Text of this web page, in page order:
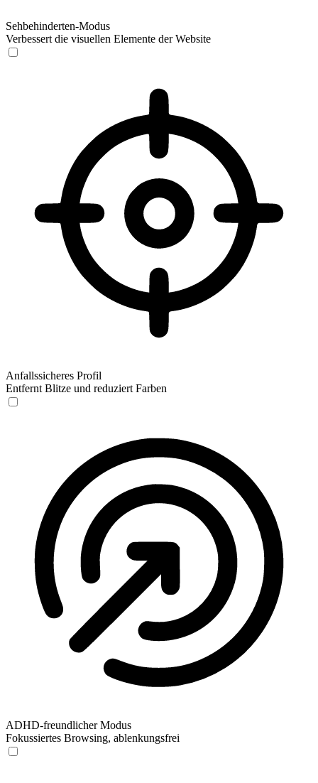
Sehbehinderten-Modus
Verbessert die visuellen Elemente der Website
Anfallssicheres Profil
Entfernt Blitze und reduziert Farben
ADHD-freundlicher Modus
Fokussiertes Browsing, ablenkungsfrei